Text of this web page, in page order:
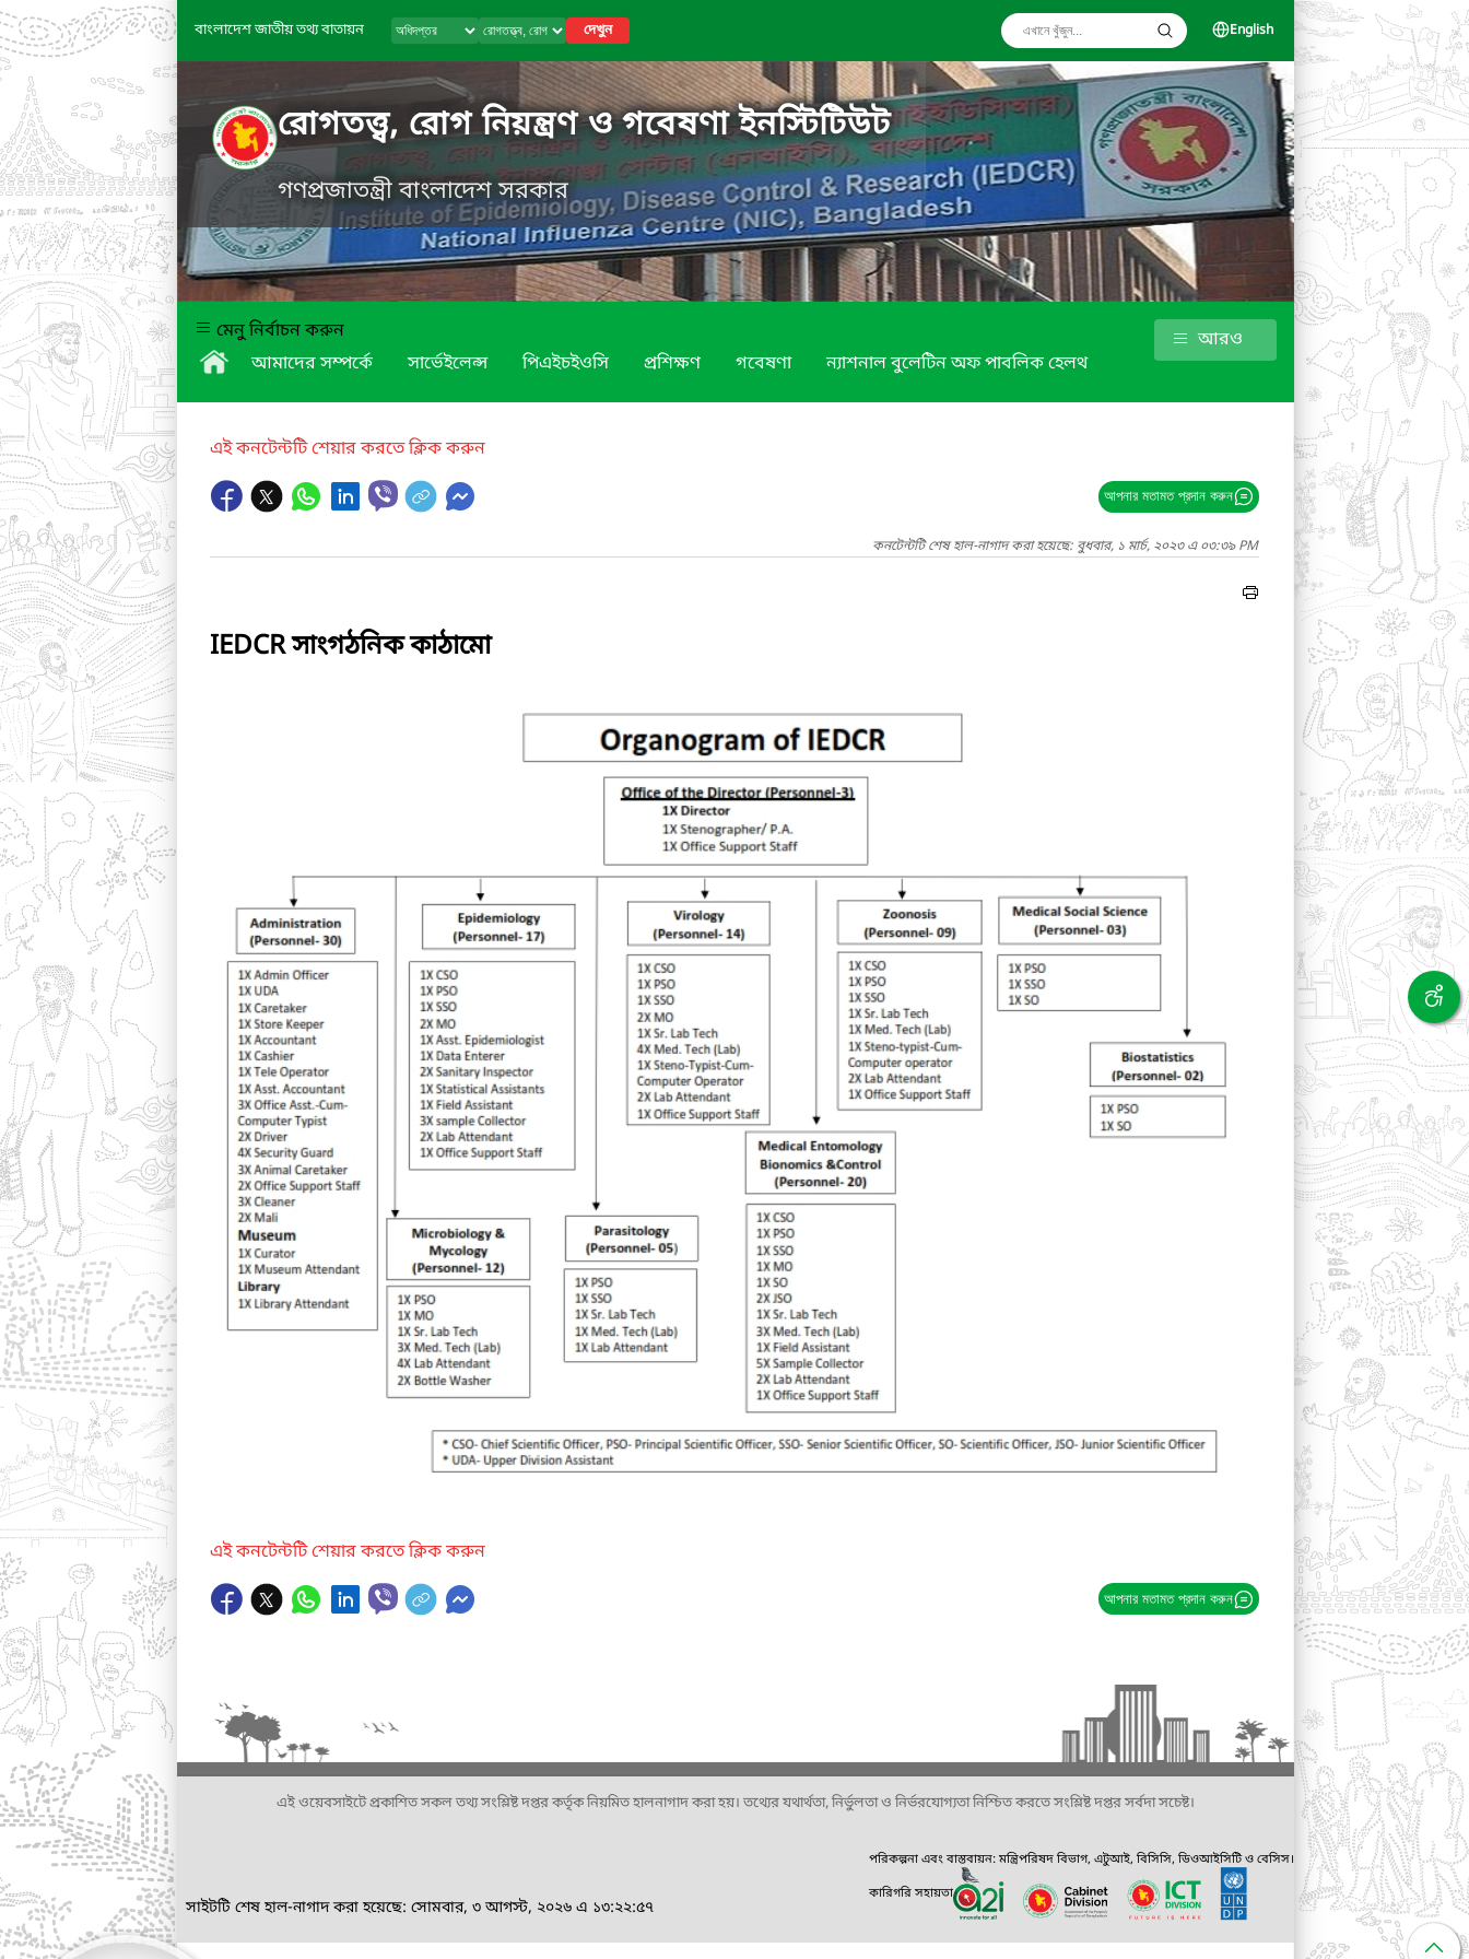
বাংলাদেশ জাতীয় তথ্য বাতায়ন দেখুন English
রোগতত্ত্ব, রোগ নিয়ন্ত্রণ ও গবেষণা ইনস্টিটিউট
গণপ্রজাতন্ত্রী বাংলাদেশ সরকার
মেনু নির্বাচন করুন
আমাদের সম্পর্কে
সার্ভেইলেন্স পিএইচইওসি প্রশিক্ষণ গবেষণা ন্যাশনাল বুলেটিন অফ পাবলিক হেলথ
আরও
এই কনটেন্টটি শেয়ার করতে ক্লিক করুন
আপনার মতামত প্রদান করুন
কনটেন্টটি শেষ হাল-নাগাদ করা হয়েছে: বুধবার, ১ মার্চ, ২০২৩ এ ০৩:৩৯ PM
IEDCR সাংগঠনিক কাঠামো
এই কনটেন্টটি শেয়ার করতে ক্লিক করুন
আপনার মতামত প্রদান করুন
এই ওয়েবসাইটে প্রকাশিত সকল তথ্য সংশ্লিষ্ট দপ্তর কর্তৃক নিয়মিত হালনাগাদ করা হয়। তথ্যের যথার্থতা, নির্ভুলতা ও নির্ভরযোগ্যতা নিশ্চিত করতে সংশ্লিষ্ট দপ্তর সর্বদা সচেষ্ট।
সাইটটি শেষ হাল-নাগাদ করা হয়েছে: সোমবার, ৩ আগস্ট, ২০২৬ এ ১৩:২২:৫৭
পরিকল্পনা এবং বাস্তবায়ন: মন্ত্রিপরিষদ বিভাগ, এটুআই, বিসিসি, ডিওআইসিটি ও বেসিস।
কারিগরি সহায়তা